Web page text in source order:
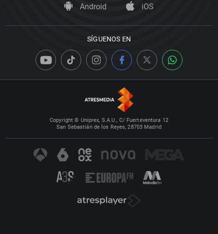
Android iOS
SÍGUENOS EN
Copyright © Uniprex, S.A.U., C/ Fuerteventura 12
San Sebastián de los Reyes, 28703 Madrid